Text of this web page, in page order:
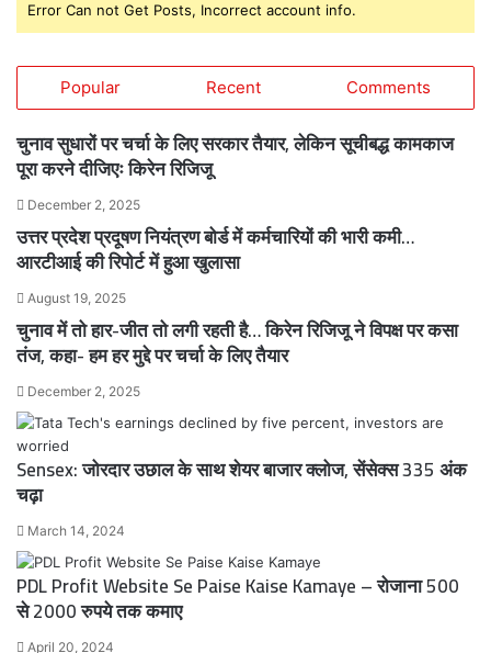
Error Can not Get Posts, Incorrect account info.
Popular Recent Comments
चुनाव सुधारों पर चर्चा के लिए सरकार तैयार, लेकिन सूचीबद्ध कामकाज
पूरा करने दीजिएः किरेन रिजिजू
December 2, 2025
उत्तर प्रदेश प्रदूषण नियंत्रण बोर्ड में कर्मचारियों की भारी कमी…
आरटीआई की रिपोर्ट में हुआ खुलासा
August 19, 2025
चुनाव में तो हार-जीत तो लगी रहती है… किरेन रिजिजू ने विपक्ष पर कसा
तंज, कहा- हम हर मुद्दे पर चर्चा के लिए तैयार
December 2, 2025
Sensex: जोरदार उछाल के साथ शेयर बाजार क्लोज, सेंसेक्स 335 अंक
चढ़ा
March 14, 2024
PDL Profit Website Se Paise Kaise Kamaye – रोजाना 500
से 2000 रुपये तक कमाए
April 20, 2024